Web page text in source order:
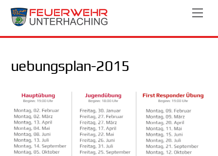
Skip
uebungsplan-2015